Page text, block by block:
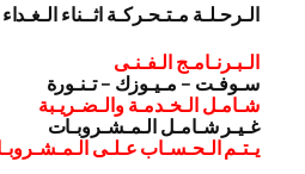
الـرحـلـة مـتـحـركـة اثــناء الـغـداء
الـبـرنـامـج الـفـنـى
سـوفـت – مـيـوزك – تـنـورة
شـامـل الـخـدمـة والـضـريـبة
غـيـر شـامـل الـمـشـروبـات
يـتـم الـحـسـاب عـلـى